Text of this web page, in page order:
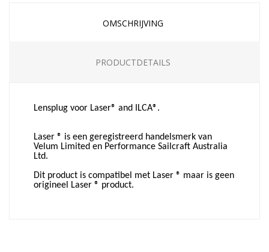
OMSCHRIJVING
PRODUCTDETAILS
Lensplug voor Laser® and ILCA®.
Laser ® is een geregistreerd handelsmerk van
Velum Limited en Performance Sailcraft Australia
Ltd.
Dit product is compatibel met Laser ® maar is geen
origineel Laser ® product.